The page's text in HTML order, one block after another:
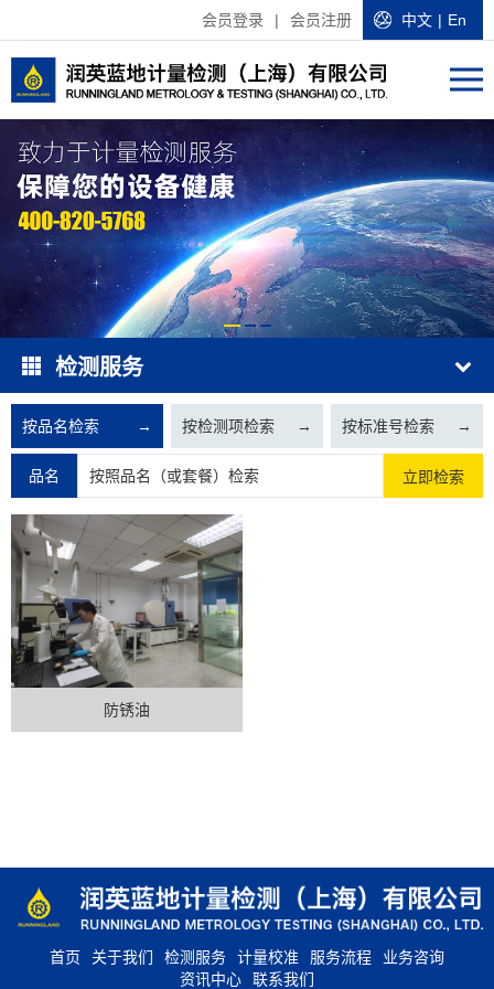
会员登录 | 会员注册 中文 | En
检测服务
→
按品名检索 →
按检测项检索 →
按标准号检索
品名 立即检索
防锈油
首页 关于我们 检测服务 计量校准 服务流程
业务咨询
资讯中心
联系我们